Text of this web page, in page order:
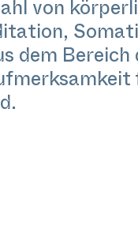
von
dem Bereich